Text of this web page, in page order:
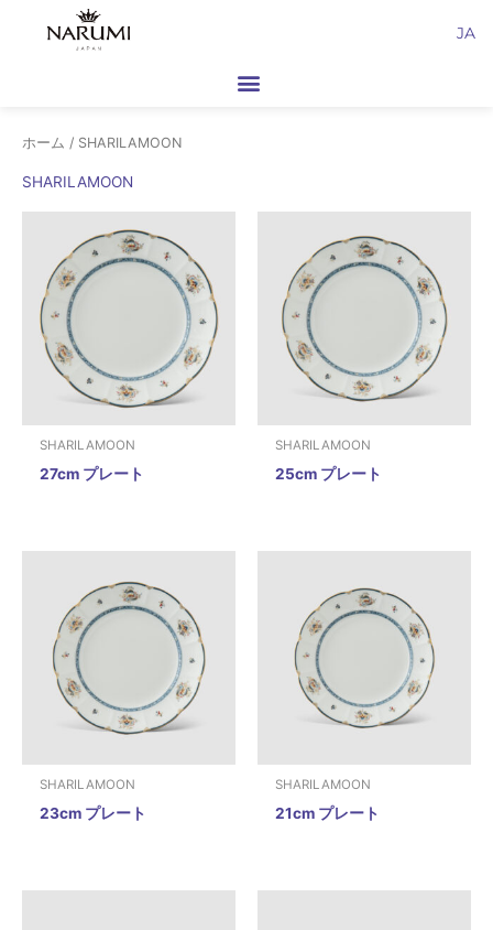
JA
ホーム / SHARILAMOON
SHARILAMOON
SHARILAMOON
27cm プレート
SHARILAMOON
25cm プレート
SHARILAMOON
23cm プレート
SHARILAMOON
21cm プレート